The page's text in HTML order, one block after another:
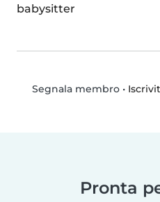
babysitter
Segnala membro•
Pronta